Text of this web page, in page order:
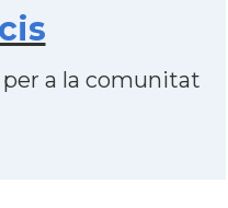
a la comunitat